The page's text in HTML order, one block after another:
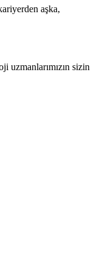
aşka,
uzmanlarımızın sizin